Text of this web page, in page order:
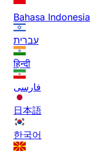
Bahasa Indonesia
עברית
हिन्दी
فارسی
日本語
한국어